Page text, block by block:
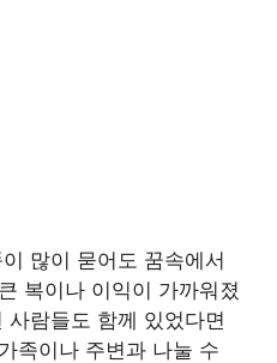
많이 묻어도 꿈속에서
복이나 이익이 가까워졌
람들도 함께 있었다면
족이나 주변과 나눌 수